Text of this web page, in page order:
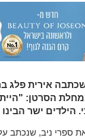
אירית פלג
הסרטן:
הילדים ישר
ספרי ניב, שנכתב על